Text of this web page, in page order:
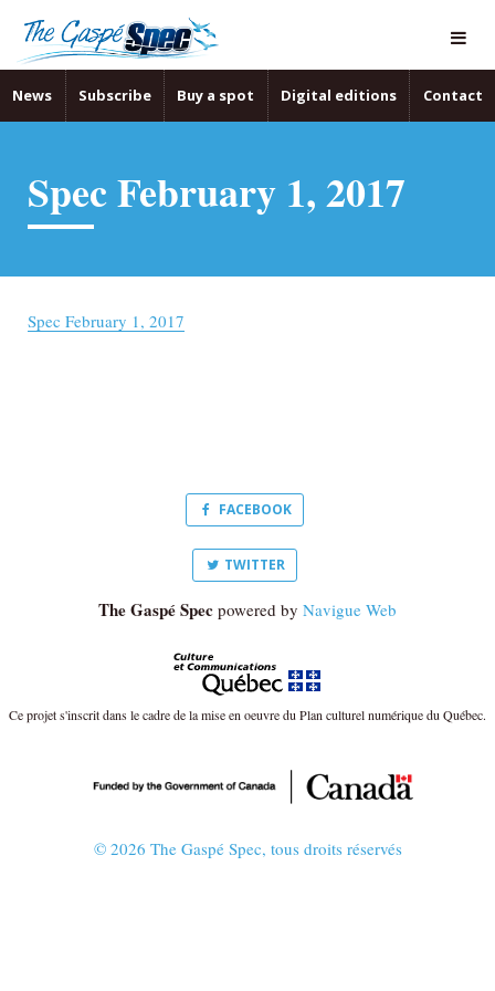
News Subscribe Buy a spot Digital editions Contact
Spec February 1, 2017
Spec February 1, 2017
FACEBOOK
TWITTER
The Gaspé Spec powered by Navigue Web
Ce projet s'inscrit dans le cadre de la mise en oeuvre du Plan culturel numérique du Québec.
© 2026 The Gaspé Spec, tous droits réservés